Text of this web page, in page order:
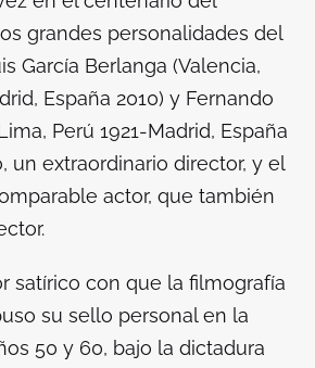
grandes personalidades del
García Berlanga (Valencia,
España 2010) y Fernando
Perú 1921-Madrid, España
un extraordinario director, y el
actor, que también
satírico con que la filmografía
su sello personal en la
50 y 60, bajo la dictadura